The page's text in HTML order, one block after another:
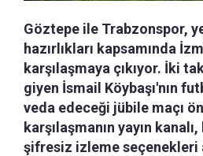
Göztepe ile Trabzonspor,
hazırlıkları kapsamında
karşılaşmaya çıkıyor. İki
giyen İsmail Köybaşı'nın
veda edeceği jübile maçı
karşılaşmanın yayın
şifresiz izleme seçenekleri